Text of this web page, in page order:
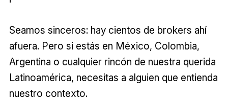
Seamos sinceros: hay cientos de brokers ahí
afuera. Pero si estás en México, Colombia,
Argentina o cualquier rincón de nuestra querida
Latinoamérica, necesitas a alguien que entienda
nuestro contexto.